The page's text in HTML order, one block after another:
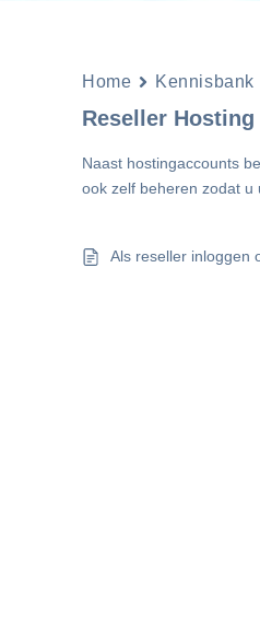
Home Kennisbank
Reseller Hosting
Naast hostingaccounts
ook zelf beheren zodat u
Als reseller inloggen